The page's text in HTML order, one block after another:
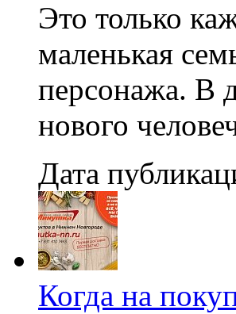
Это только
маленькая
персонажа. В
нового
Дата
Когда на